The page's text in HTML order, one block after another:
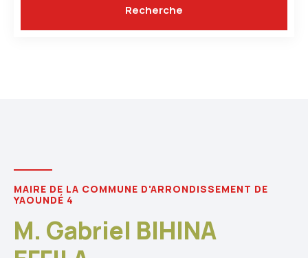
Recherche
MAIRE DE LA COMMUNE D'ARRONDISSEMENT DE
YAOUNDÉ 4
M. Gabriel BIHINA